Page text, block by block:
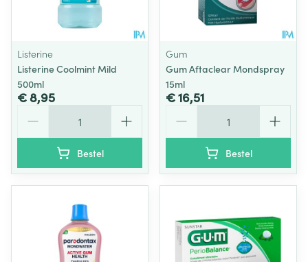
Listerine
Listerine Coolmint Mild
500ml
€ 8,95
Bestel
Gum
Gum Aftaclear Mondspray
15ml
€ 16,51
Bestel